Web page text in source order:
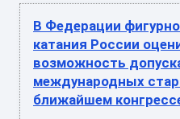
В Федерации
катания России
возможность
международных
ближайшем